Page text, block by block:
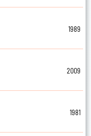
1989
2009
1981